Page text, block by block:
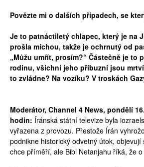
Povězte mi o dalších případech, se
Je to patnáctiletý chlapec, který je na
prošla míchou, takže je ochrnutý od
„Můžu umřít, prosím?“ Částečně je to
rodinu, všichni jeho příbuzní jsou
to zvládne? Na vozíku? V troskách
Moderátor, Channel 4 News, pondělí
hodin: Íránská státní televize byla
vyřazena z provozu. Přestože Írán
podnikne historický odvetný útok, objevují
chce příměří, ale Bibi Netanjahu říká, že